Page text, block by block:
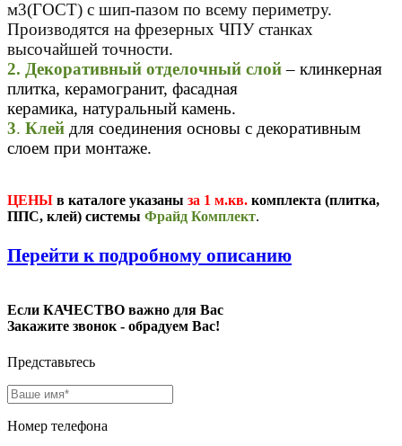
м3(ГОСТ) с шип-пазом по всему периметру.
Производятся на фрезерных ЧПУ станках
высочайшей точности.
2. Декоративный отделочный слой – клинкерная
плитка, керамогранит, фасадная
керамика, натуральный камень.
3. Клей для соединения основы с декоративным
слоем при монтаже.
ЦЕНЫ в каталоге указаны за 1 м.кв. комплекта (плитка,
ППС, клей) системы Фрайд Комплект.
Перейти к подробному описанию
Если КАЧЕСТВО важно для Вас
Закажите звонок - обрадуем Вас!
Представьтесь
Номер телефона